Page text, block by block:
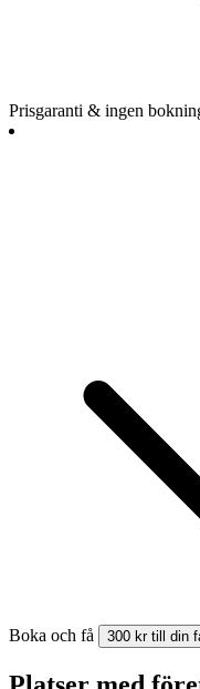
Prisgaranti & ingen
Boka och få 300 kr till din